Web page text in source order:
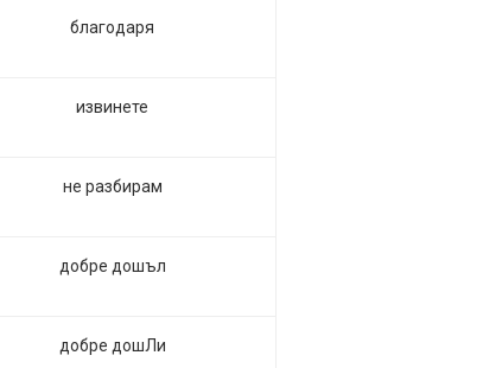
благодаря
извинете
не разбирам
добре дошъл
добре дошЛи